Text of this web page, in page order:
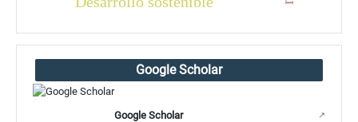
Google Scholar
Google Scholar ↗